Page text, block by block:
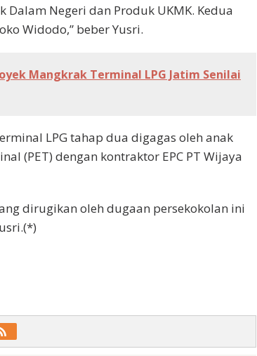
Dalam Negeri dan Produk UKMK. Kedua
Widodo,” beber Yusri.
Mangkrak Terminal LPG Jatim Senilai
LPG tahap dua digagas oleh anak
(PET) dengan kontraktor EPC PT Wijaya
dirugikan oleh dugaan persekokolan ini